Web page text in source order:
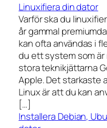
Linuxifiera din dator
Varför ska du
år gammal
kan ofta användas i
du ett system som
stora teknikjättarna
Apple. Det starkaste
Linux är att du kan
[…]
Installera Debian,